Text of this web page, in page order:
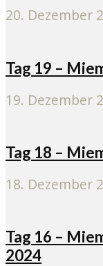
20. Dezember
Tag 19 –
19. Dezember
Tag 18 –
18. Dezember
Tag 16 –
2024